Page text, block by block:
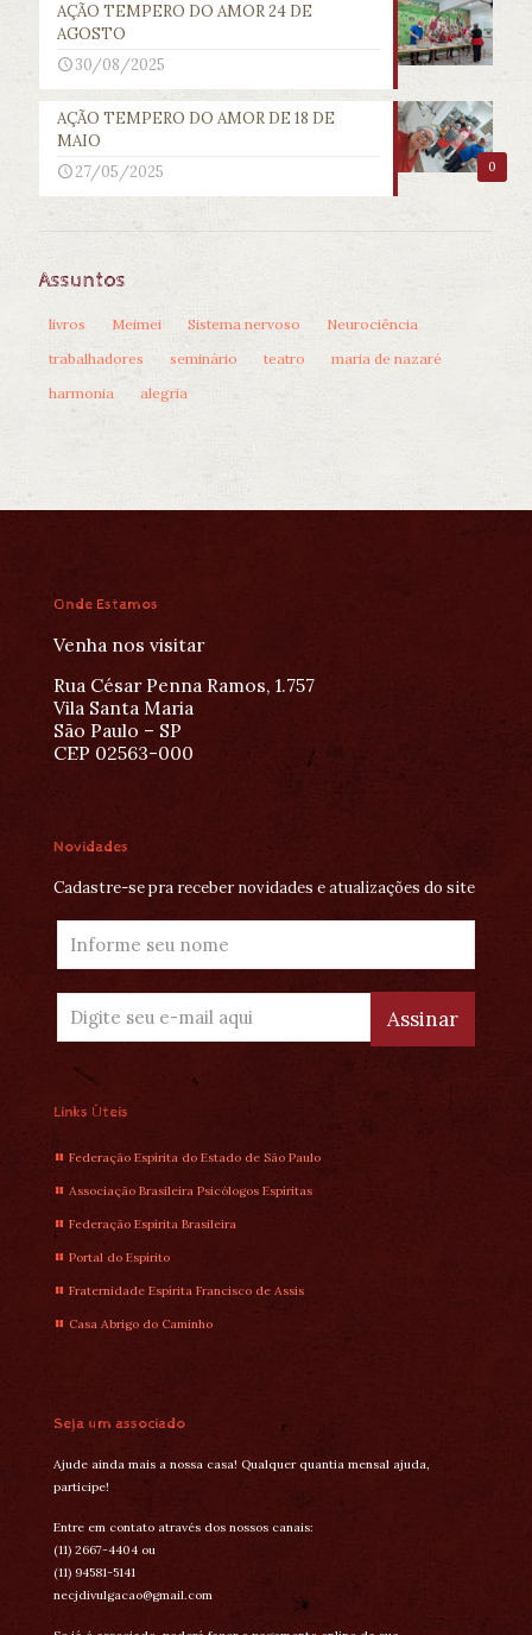
AÇÃO TEMPERO DO AMOR 24 DE
AGOSTO
30/08/2025
0
AÇÃO TEMPERO DO AMOR DE 18 DE
MAIO
27/05/2025
Assuntos
livros Meimei Sistema nervoso
Neurociência
trabalhadores
seminário teatro
maria de nazaré
harmonia
alegria
Onde Estamos
Venha nos visitar
Rua César Penna Ramos, 1.757
Vila Santa Maria
São Paulo – SP
CEP 02563-000
Novidades
Cadastre-se pra receber novidades e atualizações do site
Links Úteis
Federação Espírita do Estado de São Paulo
Associação Brasileira Psicólogos Espíritas
Federação Espírita Brasileira
Portal do Espírito
Fraternidade Espírita Francisco de Assis
Casa Abrigo do Caminho
Seja um associado
Ajude ainda mais a nossa casa! Qualquer quantia mensal ajuda,
participe!
Entre em contato através dos nossos canais:
(11) 2667-4404 ou
(11) 94581-5141
necjdivulgacao@gmail.com